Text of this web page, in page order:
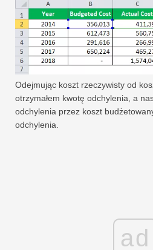
Odejmując koszt rzeczywisty od
otrzymałem kwotę odchylenia, a
odchylenia przez koszt
odchylenia.
ad